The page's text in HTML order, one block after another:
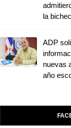
la
ADP
nuevas
año